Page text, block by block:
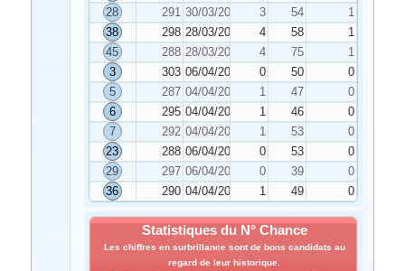
28
291 30/03/2026 3 54
1
38
298 28/03/2026 4 58
1
45
288 28/03/2026 4 75
1
3
303 06/04/2026 0 50
0
5
287 04/04/2026 1 47
0
6
295 04/04/2026 1 46
0
7
292 04/04/2026 1 53
0
23
288 06/04/2026 0 53
0
29
297 06/04/2026 0 39
0
36
290 04/04/2026 1 49 0
Statistiques du N° Chance
Les chiffres en surbrillance sont de bons candidats au
regard de leur historique.